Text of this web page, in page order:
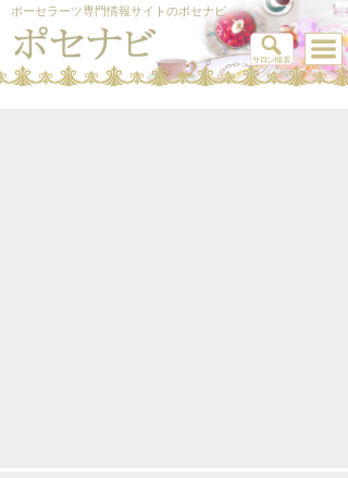
ポーセラーツ専門情報サイトのポセナビ